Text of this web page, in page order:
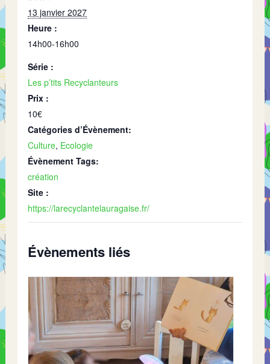
13 janvier 2027
Heure :
14h00-16h00
Série :
Les p’tits Recyclanteurs
Prix :
10€
Catégories d’Évènement:
Culture, Ecologie
Évènement Tags:
création
Site :
https://larecyclantelauragaise.fr/
Évènements liés